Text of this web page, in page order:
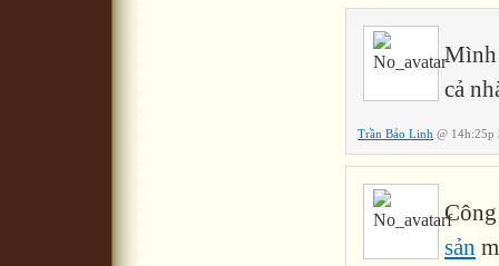
cả
Trần Bảo Linh @ 14h:25p
sản